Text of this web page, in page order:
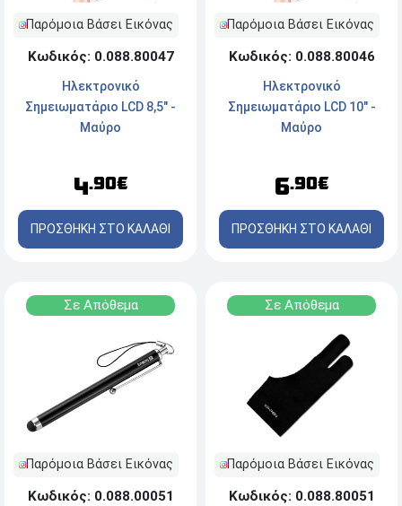
Παρόμοια Βάσει Εικόνας
Κωδικός: 0.088.80047
Ηλεκτρονικό
Σημειωματάριο LCD 8,5" -
Μαύρο
4.90€
ΠΡΟΣΘΗΚΗ ΣΤΟ ΚΑΛΑΘΙ
Παρόμοια Βάσει Εικόνας
Κωδικός: 0.088.80046
Ηλεκτρονικό
Σημειωματάριο LCD 10" -
Μαύρο
6.90€
ΠΡΟΣΘΗΚΗ ΣΤΟ ΚΑΛΑΘΙ
Σε Απόθεμα
Παρόμοια Βάσει Εικόνας
Κωδικός: 0.088.00051
Σε Απόθεμα
Παρόμοια Βάσει Εικόνας
Κωδικός: 0.088.80051